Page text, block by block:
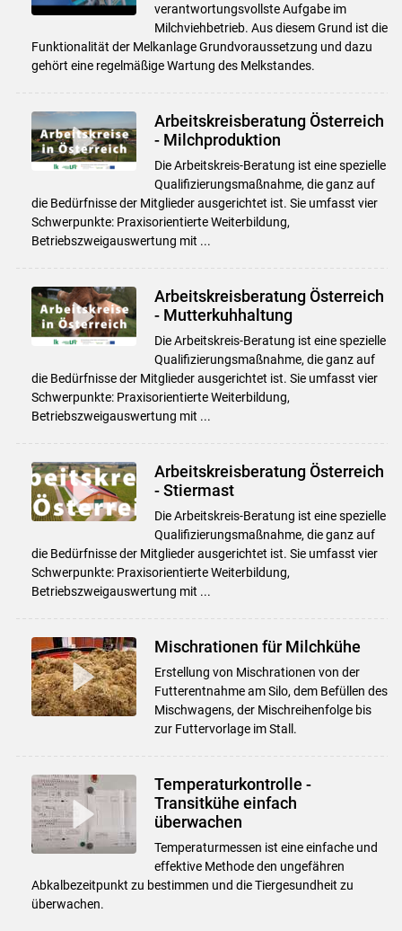
verantwortungsvollste Aufgabe im
Milchviehbetrieb. Aus diesem Grund ist die
Funktionalität der Melkanlage Grundvoraussetzung und dazu
gehört eine regelmäßige Wartung des Melkstandes.
Arbeitskreisberatung Österreich
- Milchproduktion
Die Arbeitskreis-Beratung ist eine spezielle
Qualifizierungsmaßnahme, die ganz auf
die Bedürfnisse der Mitglieder ausgerichtet ist. Sie umfasst vier
Schwerpunkte: Praxisorientierte Weiterbildung,
Betriebszweigauswertung mit ...
Arbeitskreisberatung Österreich
- Mutterkuhhaltung
Die Arbeitskreis-Beratung ist eine spezielle
Qualifizierungsmaßnahme, die ganz auf
die Bedürfnisse der Mitglieder ausgerichtet ist. Sie umfasst vier
Schwerpunkte: Praxisorientierte Weiterbildung,
Betriebszweigauswertung mit ...
Arbeitskreisberatung Österreich
- Stiermast
Die Arbeitskreis-Beratung ist eine spezielle
Qualifizierungsmaßnahme, die ganz auf
die Bedürfnisse der Mitglieder ausgerichtet ist. Sie umfasst vier
Schwerpunkte: Praxisorientierte Weiterbildung,
Betriebszweigauswertung mit ...
Mischrationen für Milchkühe
Erstellung von Mischrationen von der
Futterentnahme am Silo, dem Befüllen des
Mischwagens, der Mischreihenfolge bis
zur Futtervorlage im Stall.
Temperaturkontrolle -
Transitkühe einfach
überwachen
Temperaturmessen ist eine einfache und
effektive Methode den ungefähren
Abkalbezeitpunkt zu bestimmen und die Tiergesundheit zu
überwachen.